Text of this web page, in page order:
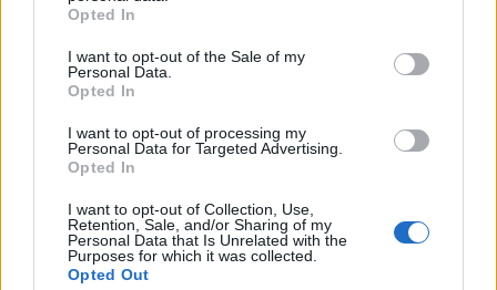
use your data for below specified purposes in below Google
consent section.
Opted In
I want to opt-out of the Sale of my
Personal Data.
Opted In
I want to opt-out of processing my
Personal Data for Targeted Advertising.
Opted In
I want to opt-out of Collection, Use,
Retention, Sale, and/or Sharing of my
Personal Data that Is Unrelated with the
Purposes for which it was collected.
Opted Out
ΑΣΕΠ: Πιστοποίηση Αγγλικών σε
μόνο 2 ημέρες στα χέρια σας